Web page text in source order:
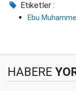
Etiketler :
Ebu
HABERE